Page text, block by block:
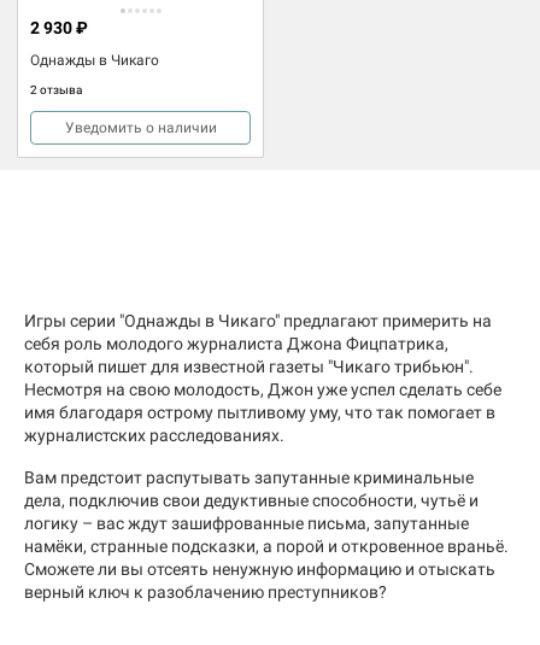
Однажды в Чикаго
2 отзыва
2 930 ₽
Уведомить о наличии
Игры серии "Однажды в Чикаго" предлагают примерить на
себя роль молодого журналиста Джона Фицпатрика,
который пишет для известной газеты "Чикаго трибьюн".
Несмотря на свою молодость, Джон уже успел сделать себе
имя благодаря острому пытливому уму, что так помогает в
журналистских расследованиях.
Вам предстоит распутывать запутанные криминальные
дела, подключив свои дедуктивные способности, чутьё и
логику – вас ждут зашифрованные письма, запутанные
намёки, странные подсказки, а порой и откровенное враньё.
Сможете ли вы отсеять ненужную информацию и отыскать
верный ключ к разоблачению преступников?